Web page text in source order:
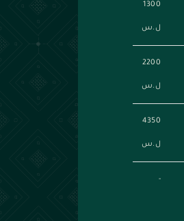
1300
ل.س
2200
ل.س
4350
ل.س
-